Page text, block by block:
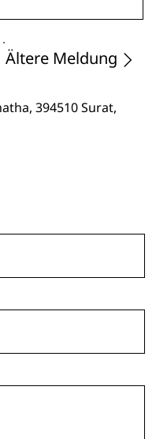
Ältere Meldung
, 394510 Surat,